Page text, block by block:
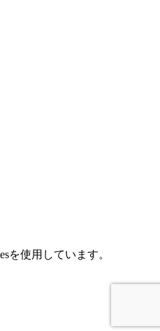
を使用しています。